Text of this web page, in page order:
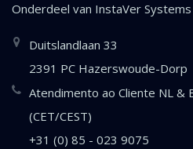
Onderdeel van InstaVer Systems
Duitslandlaan 33
2391 PC Hazerswoude-Dorp
Atendimento ao Cliente NL &
(CET/CEST)
+31 (0) 85 - 023 9075